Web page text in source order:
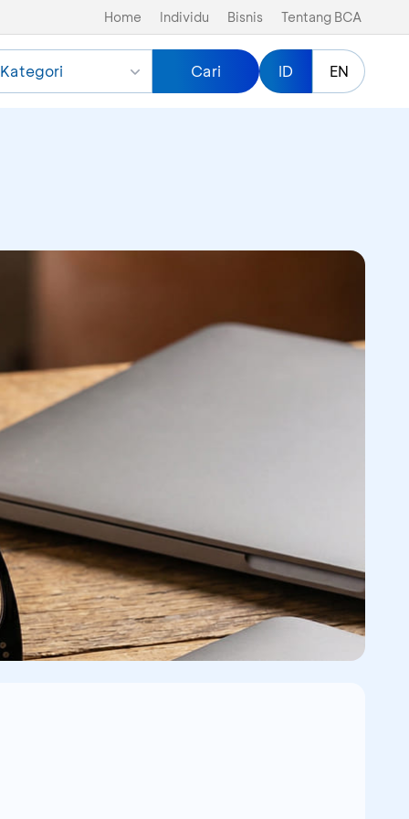
Home Individu Bisnis Tentang BCA
Kategori Cari ID EN